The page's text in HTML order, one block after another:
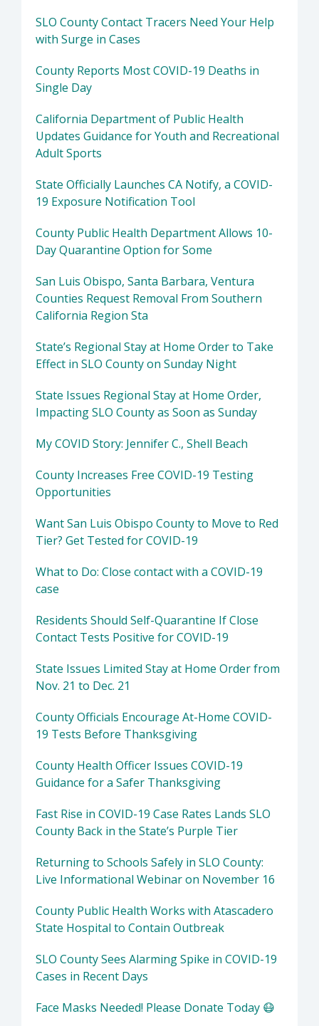
SLO County Contact Tracers Need Your Help
with Surge in Cases
County Reports Most COVID-19 Deaths in
Single Day
California Department of Public Health
Updates Guidance for Youth and Recreational
Adult Sports
State Officially Launches CA Notify, a COVID-
19 Exposure Notification Tool
County Public Health Department Allows 10-
Day Quarantine Option for Some
San Luis Obispo, Santa Barbara, Ventura
Counties Request Removal From Southern
California Region Sta
State’s Regional Stay at Home Order to Take
Effect in SLO County on Sunday Night
State Issues Regional Stay at Home Order,
Impacting SLO County as Soon as Sunday
My COVID Story: Jennifer C., Shell Beach
County Increases Free COVID-19 Testing
Opportunities
Want San Luis Obispo County to Move to Red
Tier? Get Tested for COVID-19
What to Do: Close contact with a COVID-19
case
Residents Should Self-Quarantine If Close
Contact Tests Positive for COVID-19
State Issues Limited Stay at Home Order from
Nov. 21 to Dec. 21
County Officials Encourage At-Home COVID-
19 Tests Before Thanksgiving
County Health Officer Issues COVID-19
Guidance for a Safer Thanksgiving
Fast Rise in COVID-19 Case Rates Lands SLO
County Back in the State’s Purple Tier
Returning to Schools Safely in SLO County:
Live Informational Webinar on November 16
County Public Health Works with Atascadero
State Hospital to Contain Outbreak
SLO County Sees Alarming Spike in COVID-19
Cases in Recent Days
Face Masks Needed! Please Donate Today 😷